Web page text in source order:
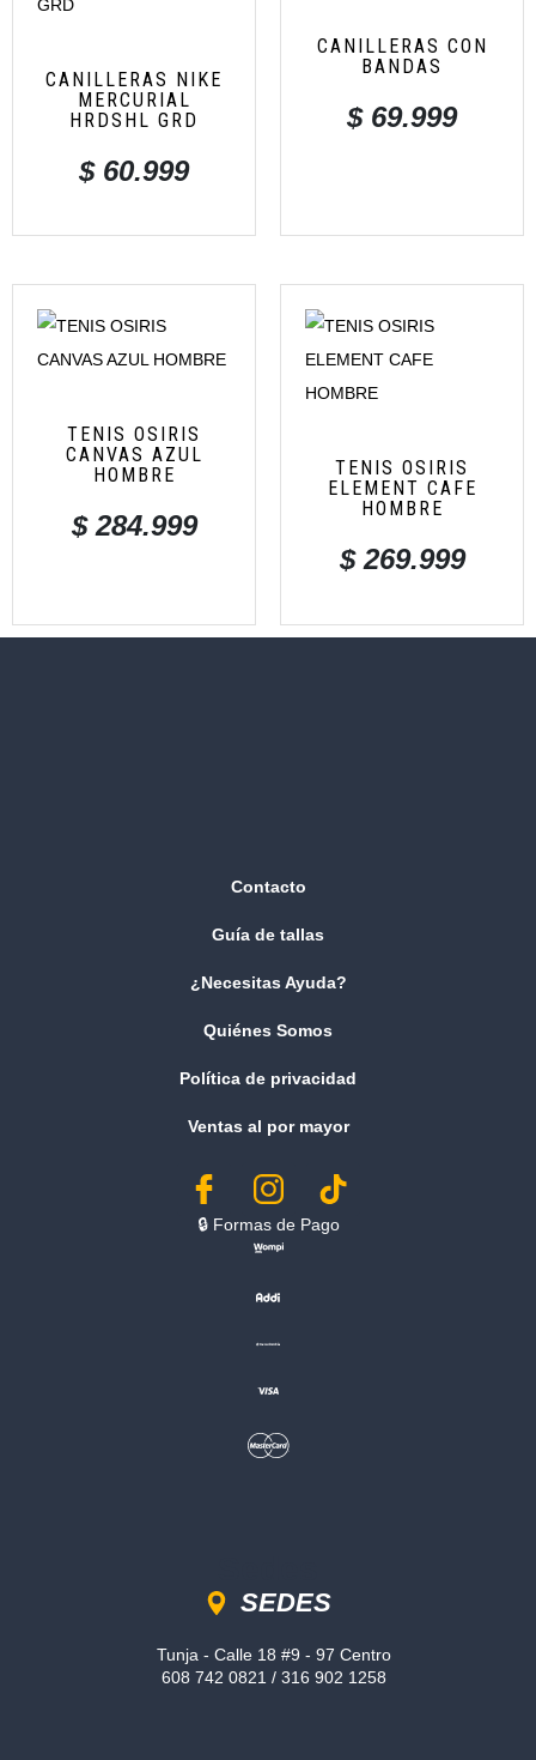
CANILLERAS NIKE
MERCURIAL
HRDSHL GRD
$60.999
CANILLERAS CON
BANDAS
$69.999
TENIS OSIRIS
CANVAS AZUL
HOMBRE
$284.999
TENIS OSIRIS
ELEMENT CAFE
HOMBRE
$269.999
Contacto
Guía de tallas
¿Necesitas Ayuda?
Quiénes Somos
Política de privacidad
Ventas al por mayor
🔒︎ Formas de Pago
SEDES
Tunja - Calle 18 #9 - 97 Centro
608 742 0821 / 316 902 1258